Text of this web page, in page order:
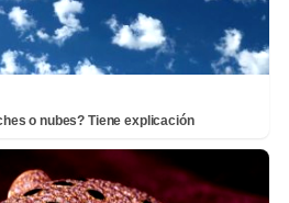
o nubes? Tiene explicación